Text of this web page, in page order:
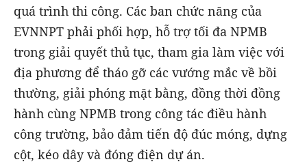
quá trình thi công. Các ban chức năng của
EVNNPT phải phối hợp, hỗ trợ tối đa NPMB
trong giải quyết thủ tục, tham gia làm việc với
địa phương để tháo gỡ các vướng mắc về bồi
thường, giải phóng mặt bằng, đồng thời đồng
hành cùng NPMB trong công tác điều hành
công trường, bảo đảm tiến độ đúc móng, dựng
cột, kéo dây và đóng điện dự án.